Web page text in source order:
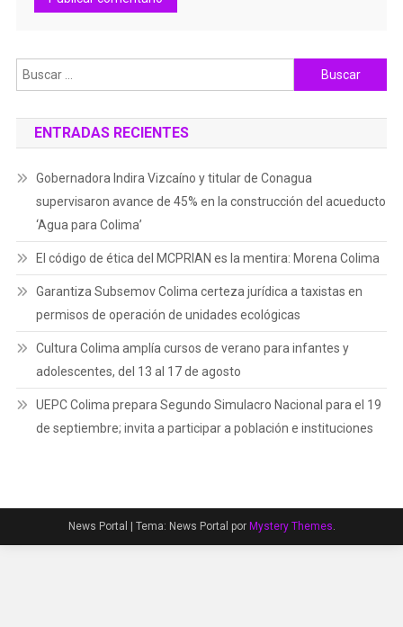
Buscar:
ENTRADAS RECIENTES
Gobernadora Indira Vizcaíno y titular de Conagua
supervisaron avance de 45% en la construcción del acueducto
‘Agua para Colima’
El código de ética del MCPRIAN es la mentira: Morena Colima
Garantiza Subsemov Colima certeza jurídica a taxistas en
permisos de operación de unidades ecológicas
Cultura Colima amplía cursos de verano para infantes y
adolescentes, del 13 al 17 de agosto
UEPC Colima prepara Segundo Simulacro Nacional para el 19
de septiembre; invita a participar a población e instituciones
News Portal Tema: News Portal por Mystery Themes.